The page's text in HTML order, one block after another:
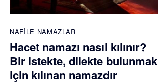
NAFILE NAMAZLAR
Hacet namazı nasıl kılınır?
Bir istekte, dilekte bulunmak
için kılınan namazdır